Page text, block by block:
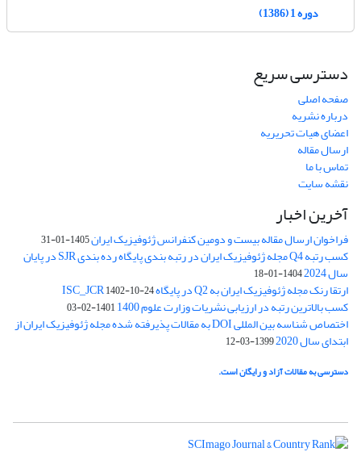
دوره 1 (1386)
دسترسی سریع
صفحه اصلی
درباره نشریه
اعضای هیات تحریریه
ارسال مقاله
تماس با ما
نقشه سایت
آخرین اخبار
فراخوان ارسال مقاله بیست و دومین کنفرانس ژئوفیزیک ایران1405-01-31
کسب رتبه Q4 مجله ژئوفیزیک ایران در رتبه بندی پایگاه رده بندی SJR در پایان
سال 2024 1404-01-18
ارتقا رنک مجله ژئوفیزیک ایران به Q2 در پایگاه ISC_JCR 1402-10-24
کسب بالاترین رتبه در ارزیابی نشریات وزارت علوم 1400 1401-02-03
اختصاص شناسه بین المللی DOI به مقالات پذیرفته شده مجله ژئوفیزیک ایران از
ابتدای سال 2020 1399-03-12
دسترسی به مقالات آزاد و رایگان است.